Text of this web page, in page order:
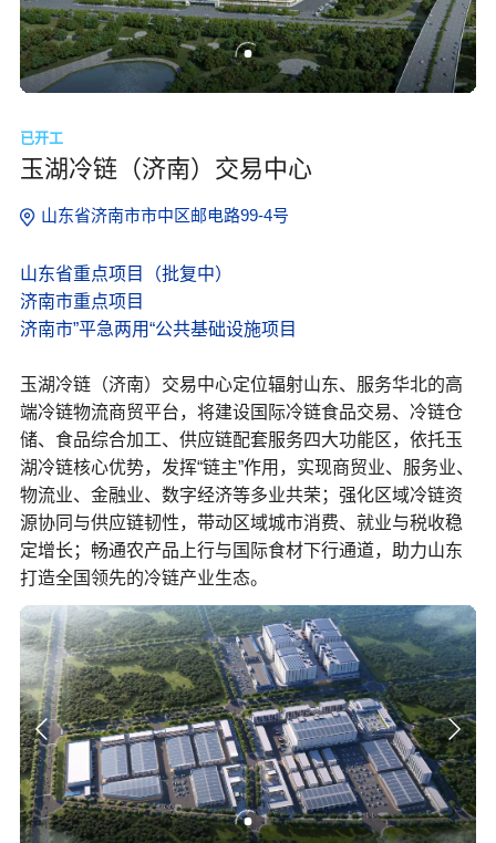
已开工
玉湖冷链（济南）交易中心
山东省济南市市中区邮电路99-4号
山东省重点项目（批复中）
济南市重点项目
济南市”平急两用“公共基础设施项目
玉湖冷链（济南）交易中心定位辐射山东、服务华北的高
端冷链物流商贸平台，将建设国际冷链食品交易、冷链仓
储、食品综合加工、供应链配套服务四大功能区，依托玉
湖冷链核心优势，发挥“链主”作用，实现商贸业、服务业、
物流业、金融业、数字经济等多业共荣；强化区域冷链资
源协同与供应链韧性，带动区域城市消费、就业与税收稳
定增长；畅通农产品上行与国际食材下行通道，助力山东
打造全国领先的冷链产业生态。